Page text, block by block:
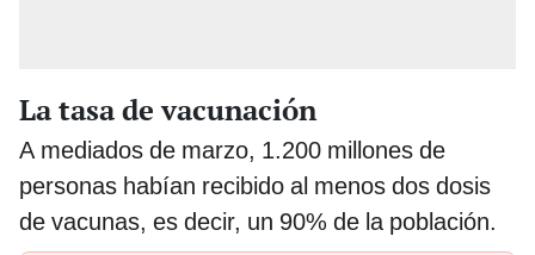
La tasa de vacunación
A mediados de marzo, 1.200 millones de
personas habían recibido al menos dos dosis
de vacunas, es decir, un 90% de la población.